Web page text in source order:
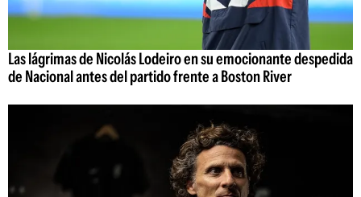
Las lágrimas de Nicolás Lodeiro en su emocionante despedida
de Nacional antes del partido frente a Boston River